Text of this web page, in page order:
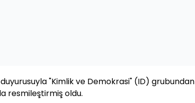
duyurusuyla "Kimlik ve Demokrasi" (ID) grubundan
resmileştirmiş oldu.